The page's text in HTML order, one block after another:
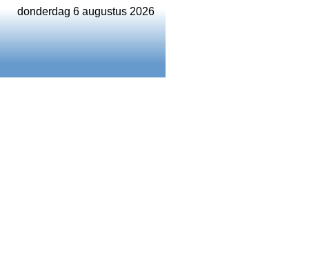
donderdag 6 augustus 2026